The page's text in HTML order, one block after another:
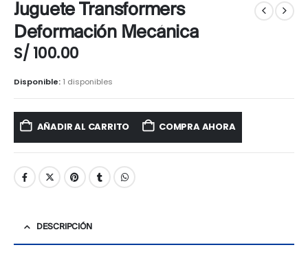
Juguete Transformers
Deformación Mecánica
S/ 100.00
Disponible: 1 disponibles
AÑADIR AL CARRITO COMPRA AHORA
DESCRIPCIÓN